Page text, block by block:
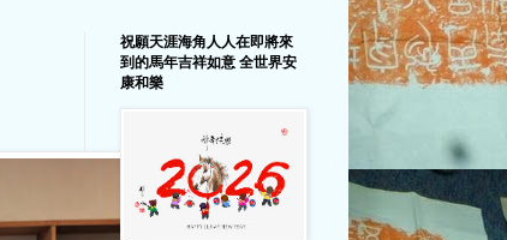
祝願天涯海角人人在即將來
到的馬年吉祥如意 全世界安
康和樂